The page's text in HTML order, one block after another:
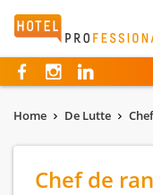
Hotelprofessionals
Home De Lutte
Chef de